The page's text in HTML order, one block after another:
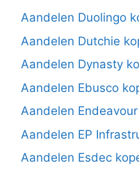
Aandelen Duolingo
Aandelen Dutchie
Aandelen Dynasty
Aandelen Ebusco
Aandelen
Aandelen EP
Aandelen Esdec